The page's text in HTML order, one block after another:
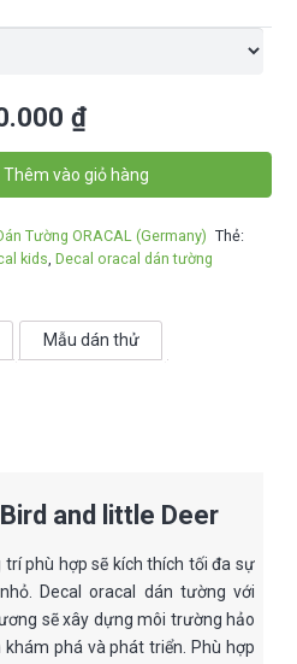
₫
Thêm vào giỏ hàng
Tường ORACAL (Germany) Thẻ:
kids Decal oracal dán tường
Mẫu dán thử
and little Deer
phù hợp sẽ kích thích tối đa sự
Decal oracal dán tường với
sẽ xây dựng môi trường hảo
phá và phát triển. Phù hợp